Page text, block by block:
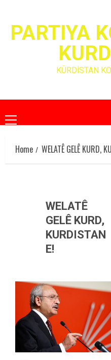
contentPARTIYA
KÜRDİSTAN
Primary
Menu
Home
WELATÊ GELÊ KURD,
WELATÊ
GELÊ KURD,
KURDISTAN
E!